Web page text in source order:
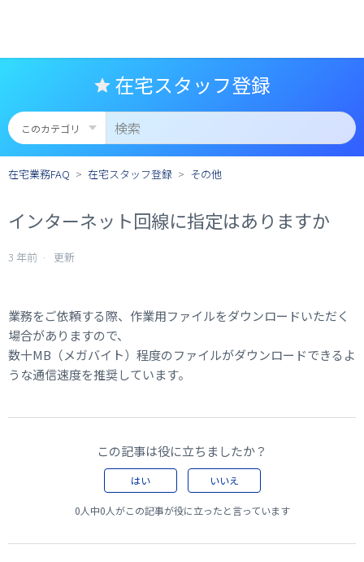
在宅スタッフ登録
在宅業務FAQ 在宅スタッフ登録 その他
インターネット回線に指定はありますか
3 年前 更新
業務をご依頼する際、作業用ファイルをダウンロードいただく
場合がありますので、
数十MB（メガバイト）程度のファイルがダウンロードできるよ
うな通信速度を推奨しています。
この記事は役に立ちましたか？
はい いいえ
0人中0人がこの記事が役に立ったと言っています